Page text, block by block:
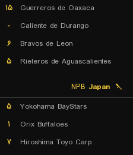
Guerreros de Oaxaca
۱۵
Caliente de Durango
-
Bravos de Leon
۶
Rieleros de Aguascalientes
۵
Japan
Yokohama BayStars
۵
Orix Buffaloes
۱
Hiroshima Toyo Carp
۷